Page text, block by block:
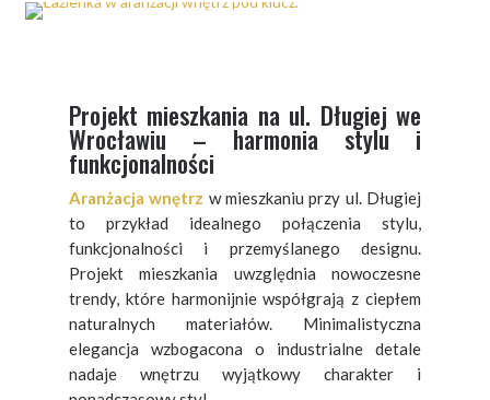
Projekt mieszkania na ul. Długiej we
Wrocławiu – harmonia stylu i
funkcjonalności
Aranżacja wnętrz w mieszkaniu przy ul. Długiej
to przykład idealnego połączenia stylu,
funkcjonalności i przemyślanego designu.
Projekt mieszkania uwzględnia nowoczesne
trendy, które harmonijnie współgrają z ciepłem
naturalnych materiałów. Minimalistyczna
elegancja wzbogacona o industrialne detale
nadaje wnętrzu wyjątkowy charakter i